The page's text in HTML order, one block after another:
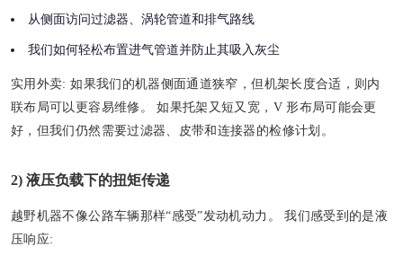
从侧面访问过滤器、涡轮管道和排气路线
我们如何轻松布置进气管道并防止其吸入灰尘
实用外卖: 如果我们的机器侧面通道狭窄，但机架长度合适，则内
联布局可以更容易维修。 如果托架又短又宽，V 形布局可能会更
好，但我们仍然需要过滤器、皮带和连接器的检修计划。
2) 液压负载下的扭矩传递
越野机器不像公路车辆那样“感受”发动机动力。 我们感受到的是液
压响应: